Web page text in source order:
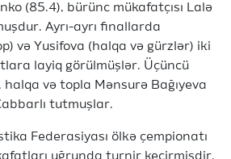
(85.4), bürünc mükafatçısı Lalə
Ayrı-ayrı finallarda
və Yusifova (halqa və gürzlər) iki
layiq görülmüşlər. Üçüncü
və topla Mənsurə Bağıyeva
tutmuşlar.
Federasiyası ölkə çempionatı
uğrunda turnir keçirmişdir.